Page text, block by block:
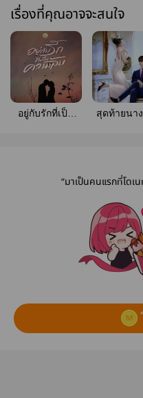
เรื่องที่คุณอาจจะสนใจ
อยู่กับรักที่เป็น
สุดท้ายนาง
“มาเป็นคนแรกที่โดเ